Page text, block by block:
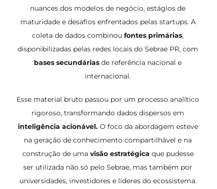
nuances dos modelos de negócio, estágios de
maturidade e desafios enfrentados pelas startups. A
coleta de dados combinou fontes primárias,
disponibilizadas pelas redes locais do Sebrae PR, com
bases secundárias de referência nacional e
internacional.
Esse material bruto passou por um processo analítico
rigoroso, transformando dados dispersos em
inteligência acionável.O foco da abordagem esteve
na geração de conhecimento compartilhável e na
construção de uma visão estratégica que pudesse
ser utilizada não só pelo Sebrae, mas também por
universidades, investidores e líderes do ecossistema.